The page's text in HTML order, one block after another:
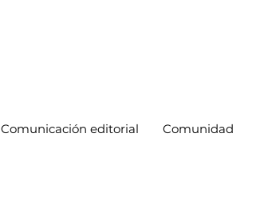
Comunicación editorial Comunidad